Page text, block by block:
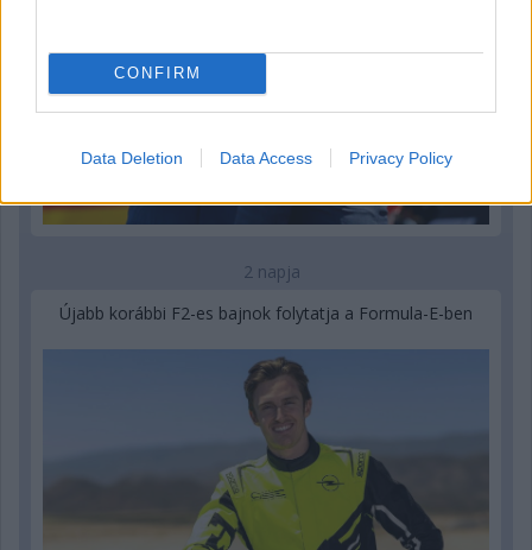
CONFIRM
Data Deletion Data Access Privacy Policy
2 napja
Újabb korábbi F2-es bajnok folytatja a Formula-E-ben